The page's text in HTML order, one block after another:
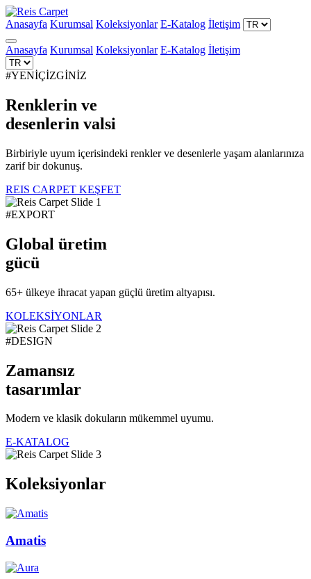
Anasayfa Kurumsal Koleksiyonlar E-Katalog İletişim
Anasayfa Kurumsal Koleksiyonlar E-Katalog İletişim
#YENİÇİZGİNİZ
Renklerin ve
desenlerin valsi
Birbiriyle uyum içerisindeki renkler ve desenlerle yaşam alanlarınıza
zarif bir dokunuş.
REIS CARPET KEŞFET
#EXPORT
Global üretim
gücü
65+ ülkeye ihracat yapan güçlü üretim altyapısı.
KOLEKSİYONLAR
#DESIGN
Zamansız
tasarımlar
Modern ve klasik dokuların mükemmel uyumu.
E-KATALOG
Koleksiyonlar
Amatis